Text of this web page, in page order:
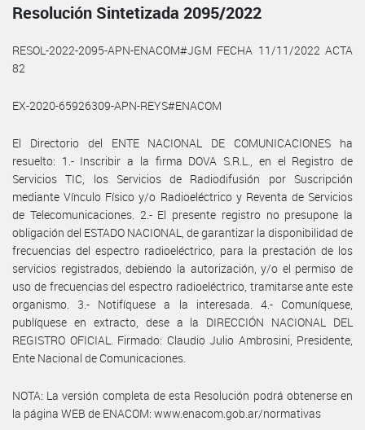
Resolución Sintetizada 2095/2022
RESOL-2022-2095-APN-ENACOM#JGM FECHA 11/11/2022 ACTA
82
EX-2020-65926309-APN-REYS#ENACOM
El Directorio del ENTE NACIONAL DE COMUNICACIONES ha
resuelto: 1.- Inscribir a la firma DOVA S.R.L., en el Registro de
Servicios TIC, los Servicios de Radiodifusión por Suscripción
mediante Vínculo Físico y/o Radioeléctrico y Reventa de Servicios
de Telecomunicaciones. 2.- El presente registro no presupone la
obligación del ESTADO NACIONAL, de garantizar la disponibilidad de
frecuencias del espectro radioeléctrico, para la prestación de los
servicios registrados, debiendo la autorización, y/o el permiso de
uso de frecuencias del espectro radioeléctrico, tramitarse ante este
organismo. 3.- Notifíquese a la interesada. 4.- Comuníquese,
publíquese en extracto, dese a la DIRECCIÓN NACIONAL DEL
REGISTRO OFICIAL. Firmado: Claudio Julio Ambrosini, Presidente,
Ente Nacional de Comunicaciones.
NOTA: La versión completa de esta Resolución podrá obtenerse en
la página WEB de ENACOM: www.enacom.gob.ar/normativas